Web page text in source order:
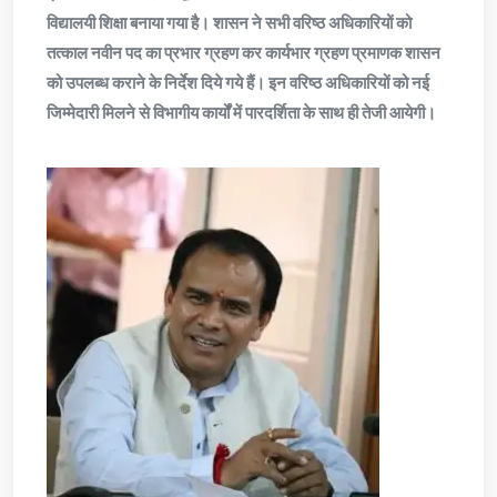
विद्यालयी शिक्षा बनाया गया है। शासन ने सभी वरिष्ठ अधिकारियों को
तत्काल नवीन पद का प्रभार ग्रहण कर कार्यभार ग्रहण प्रमाणक शासन
को उपलब्ध कराने के निर्देश दिये गये हैं। इन वरिष्ठ अधिकारियों को नई
जिम्मेदारी मिलने से विभागीय कार्यों में पारदर्शिता के साथ ही तेजी आयेगी।